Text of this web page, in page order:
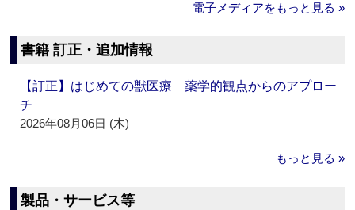
電子メディアをもっと見る »
書籍 訂正・追加情報
【訂正】はじめての獣医療 薬学的観点からのアプロー
チ
2026年08月06日 (木)
もっと見る »
製品・サービス等